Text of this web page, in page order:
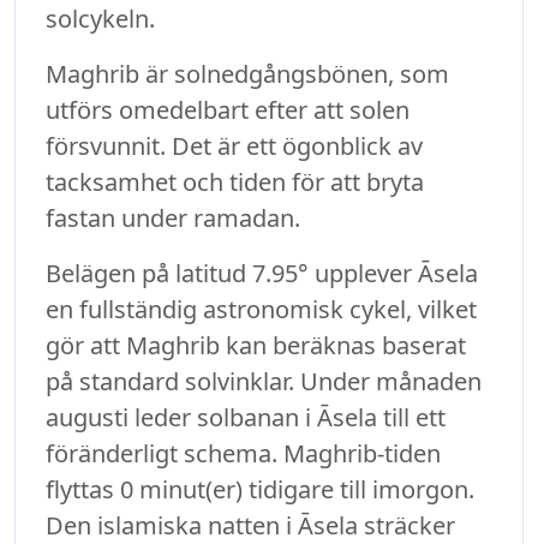
solcykeln.
Maghrib är solnedgångsbönen, som
utförs omedelbart efter att solen
försvunnit. Det är ett ögonblick av
tacksamhet och tiden för att bryta
fastan under ramadan.
Belägen på latitud 7.95° upplever Āsela
en fullständig astronomisk cykel, vilket
gör att Maghrib kan beräknas baserat
på standard solvinklar. Under månaden
augusti leder solbanan i Āsela till ett
föränderligt schema. Maghrib-tiden
flyttas 0 minut(er) tidigare till imorgon.
Den islamiska natten i Āsela sträcker